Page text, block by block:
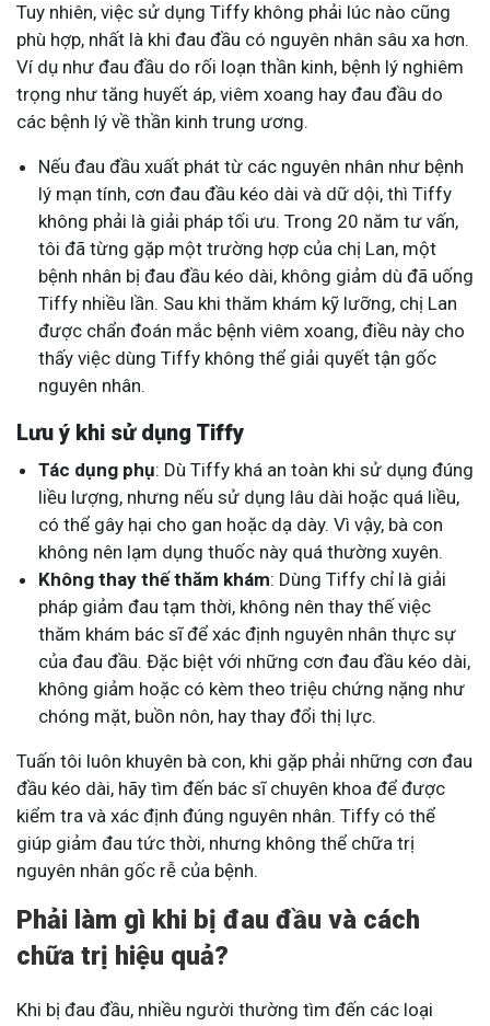
Tuy nhiên, việc sử dụng Tiffy không phải lúc nào cũng
phù hợp, nhất là khi đau đầu có nguyên nhân sâu xa hơn.
Ví dụ như đau đầu do rối loạn thần kinh, bệnh lý nghiêm
trọng như tăng huyết áp, viêm xoang hay đau đầu do
các bệnh lý về thần kinh trung ương.
Nếu đau đầu xuất phát từ các nguyên nhân như bệnh
lý mạn tính, cơn đau đầu kéo dài và dữ dội, thì Tiffy
không phải là giải pháp tối ưu. Trong 20 năm tư vấn,
tôi đã từng gặp một trường hợp của chị Lan, một
bệnh nhân bị đau đầu kéo dài, không giảm dù đã uống
Tiffy nhiều lần. Sau khi thăm khám kỹ lưỡng, chị Lan
được chẩn đoán mắc bệnh viêm xoang, điều này cho
thấy việc dùng Tiffy không thể giải quyết tận gốc
nguyên nhân.
Lưu ý khi sử dụng Tiffy
Tác dụng phụ: Dù Tiffy khá an toàn khi sử dụng đúng
liều lượng, nhưng nếu sử dụng lâu dài hoặc quá liều,
có thể gây hại cho gan hoặc dạ dày. Vì vậy, bà con
không nên lạm dụng thuốc này quá thường xuyên.
Không thay thế thăm khám: Dùng Tiffy chỉ là giải
pháp giảm đau tạm thời, không nên thay thế việc
thăm khám bác sĩ để xác định nguyên nhân thực sự
của đau đầu. Đặc biệt với những cơn đau đầu kéo dài,
không giảm hoặc có kèm theo triệu chứng nặng như
chóng mặt, buồn nôn, hay thay đổi thị lực.
Tuấn tôi luôn khuyên bà con, khi gặp phải những cơn đau
đầu kéo dài, hãy tìm đến bác sĩ chuyên khoa để được
kiểm tra và xác định đúng nguyên nhân. Tiffy có thể
giúp giảm đau tức thời, nhưng không thể chữa trị
nguyên nhân gốc rễ của bệnh.
Phải làm gì khi bị đau đầu và cách
chữa trị hiệu quả?
Khi bị đau đầu, nhiều người thường tìm đến các loại